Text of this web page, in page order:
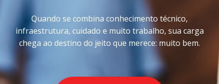
Quando se combina conhecimento técnico,
infraestrutura, cuidado e muito trabalho, sua carga
chega ao destino do jeito que merece: muito bem.